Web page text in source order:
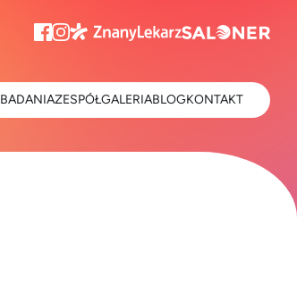
ZESPÓŁGALERIABLOGKONTAKT